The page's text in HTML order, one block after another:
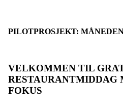
PILOTPROSJEKT:
VELKOMMEN TIL
RESTAURANTMIDDAG
FOKUS